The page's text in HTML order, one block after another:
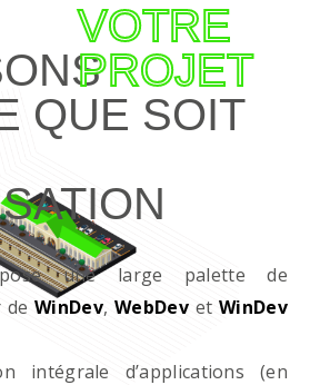
VOTRE
PROJET
QUE SOIT
une large palette de
deWinDev,WebDevet WinDev
d’applications (en